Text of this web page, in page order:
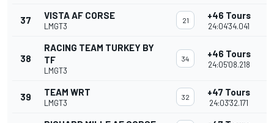
37 VISTA AF CORSE
LMGT3
21 +46 Tours
24:04'34.041
38
RACING TEAM TURKEY BY
TF
LMGT3
34 +46 Tours
24:05'08.218
39 TEAM WRT
LMGT3
32 +47 Tours
24:03'32.171